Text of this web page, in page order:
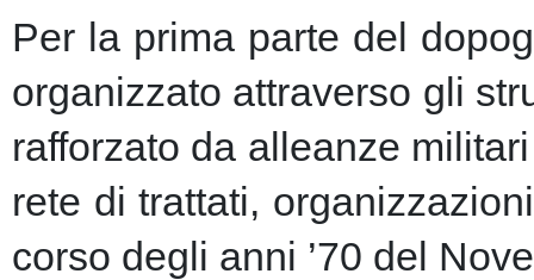
Per la prima parte del
organizzato attraverso gli
rafforzato da alleanze
rete di trattati,
corso degli anni ’70 del